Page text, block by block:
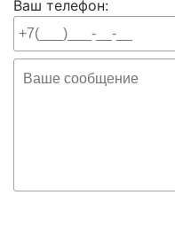
Ваш телефон: